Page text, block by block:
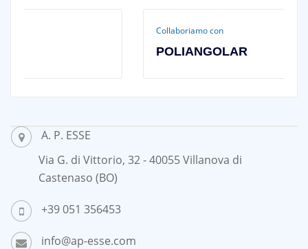
Collaboriamo con
POLIANGOLAR
A. P. ESSE
Via G. di Vittorio, 32 - 40055 Villanova di
Castenaso (BO)
+39 051 356453
info@ap-esse.com